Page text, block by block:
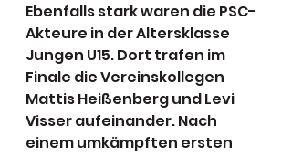
Ebenfalls stark waren die PSC-
Akteure in der Altersklasse
Jungen U15. Dort trafen im
Finale die Vereinskollegen
Mattis Heißenberg und Levi
Visser aufeinander. Nach
einem umkämpften ersten